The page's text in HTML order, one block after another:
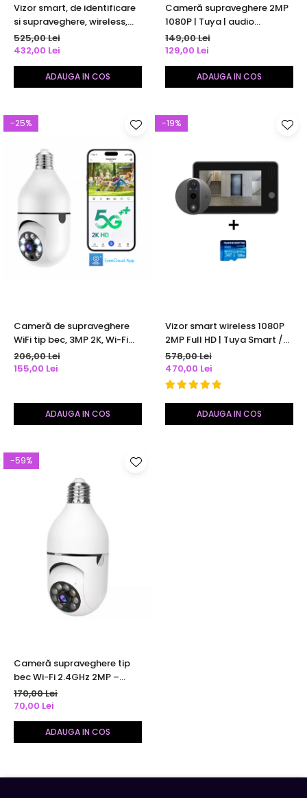
Vizor smart, de identificare
si supraveghere, wireless,
TuyaSmart/SmartLife App,
1080P, 2MP, full HD, baterie
5000 mAh reancarcabila
incorporata, monitor de 136
mm, sensor de miscare, au
525,00 Lei
432,00 Lei
ADAUGA IN COS
Cameră supraveghere 2MP
1080P | Tuya | audio
bidirecțional | urmărire
inteligentă | nocturnă | alba
149,00 Lei
129,00 Lei
ADAUGA IN COS
-25%
Cameră de supraveghere
WiFi tip bec, 3MP 2K, Wi-Fi
dual band 2.4/5.8 GHz,
detectare umană AI,
alerte mobil, vedere
nocturnă color
206,00 Lei
155,00 Lei
ADAUGA IN COS
-19%
Vizor smart wireless 1080P
2MP Full HD | Tuya Smart /
Smart Life | baterie 5000
mAh | monitor 136 mm |
senzor mișcare | audio
zgomot
578,00 Lei
470,00 Lei
ADAUGA IN COS
-59%
Cameră supraveghere tip
bec Wi-Fi 2.4GHz 2MP –
urmărire automată &
detecție mișcare
170,00 Lei
70,00 Lei
ADAUGA IN COS